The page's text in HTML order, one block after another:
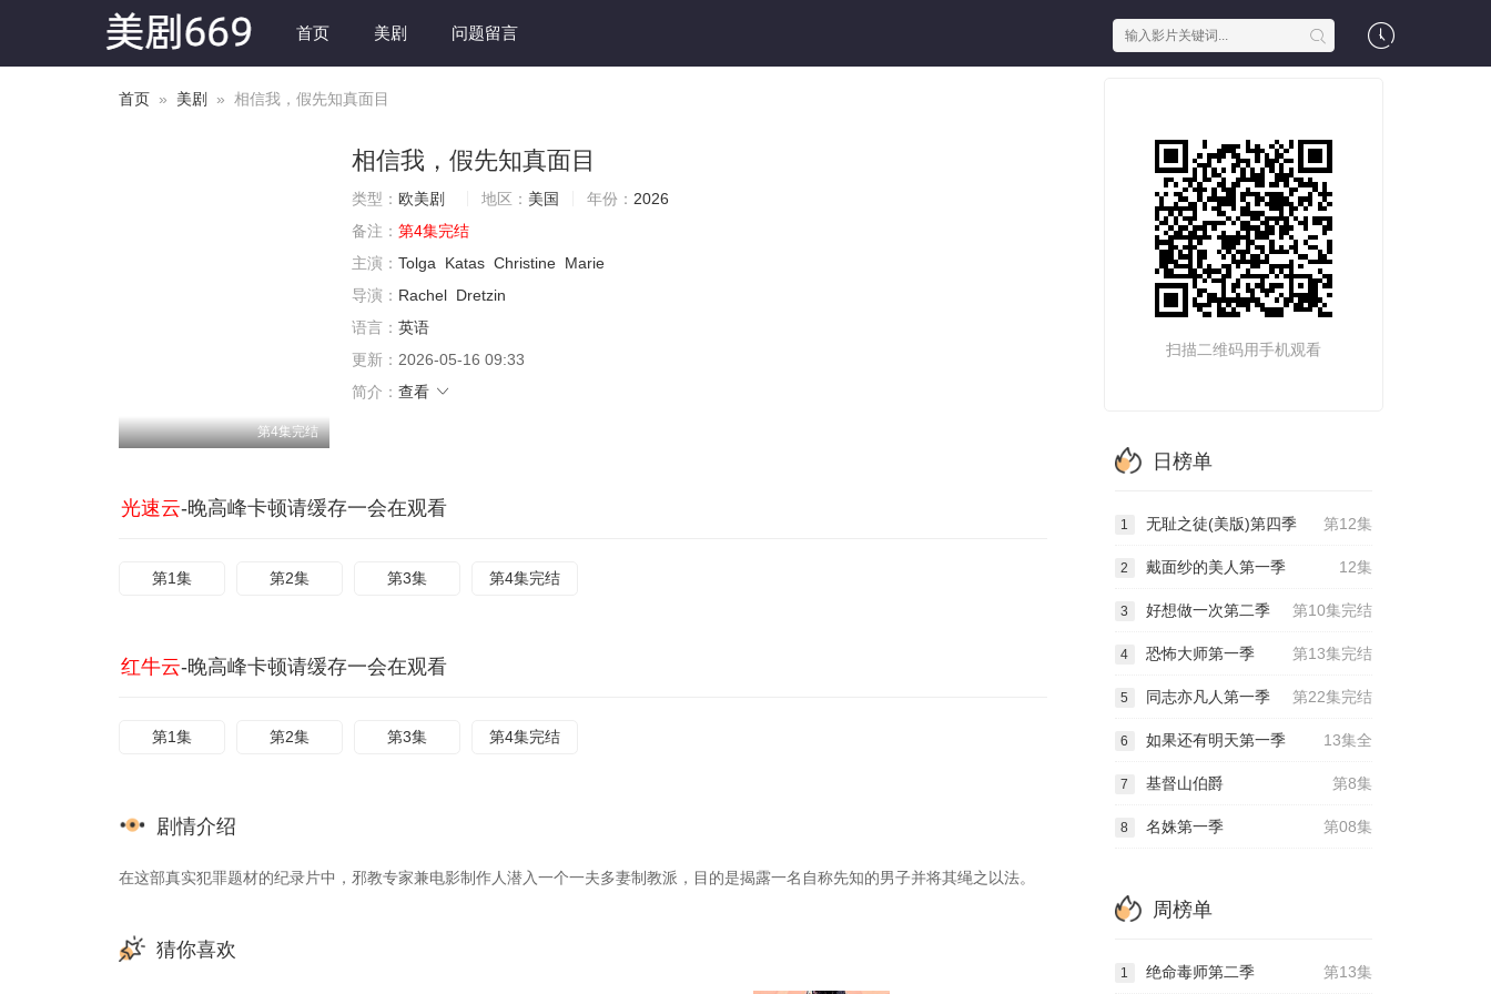
首页 美剧 问题留言
首页 » 美剧 » 相信我，假先知真面目
第4集完结
相信我，假先知真面目
类型： 欧美剧 地区： 美国 年份： 2026
备注： 第4集完结
主演： Tolga Katas Christine Marie
导演： Rachel Dretzin
语言： 英语
更新： 2026-05-16 09:33
简介： 查看
光速云-晚高峰卡顿请缓存一会在观看
第1集 第2集 第3集 第4集完结
红牛云-晚高峰卡顿请缓存一会在观看
第1集 第2集 第3集 第4集完结
剧情介绍
在这部真实犯罪题材的纪录片中，邪教专家兼电影制作人潜入一个一夫多妻制教派，目的是揭露一名自称先知的男子并将其绳之以法。
猜你喜欢
扫描二维码用手机观看
日榜单
第12集
1 无耻之徒(美版)第四季
12集
2 戴面纱的美人第一季
第10集完结
3 好想做一次第二季
第13集完结
4 恐怖大师第一季
第22集完结
5 同志亦凡人第一季
13集全
6 如果还有明天第一季
第8集
7 基督山伯爵
第08集
8 名姝第一季
周榜单
第13集
1 绝命毒师第二季